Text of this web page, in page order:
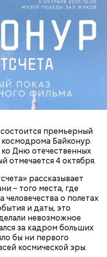
премьерный
Байконур.
Дню отечественных
отмечается 4 октября.
рассказывает
– того места, где
человечества о полетах
и даты, это
невозможное
за кадром больших
бы ни первого
космической эры.
москвича
и
объединение
возглавлял
в двухэтажном
стал Дом Герцена на
х годах здесь было
—
писателей и
писателей.
Литературный